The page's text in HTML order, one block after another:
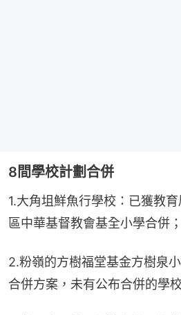
8間學校計劃合併
1.大角坥鮮魚行學校：已獲教
區中華基督教會基全小學合併；
2.粉嶺的方樹福堂基金方樹泉
合併方案，未有公布合併的學校